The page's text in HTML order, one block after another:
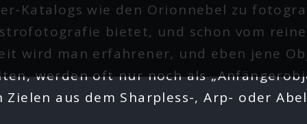
Katalogs wie den Orionnebel zu
bietet, und schon vom
wird man erfahrener, und eben jene
werden oft nur noch als
aus dem Sharpless-, Arp- oder